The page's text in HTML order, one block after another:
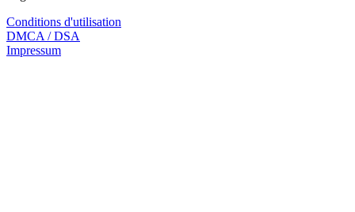
Conditions d'utilisation
DMCA / DSA
Impressum